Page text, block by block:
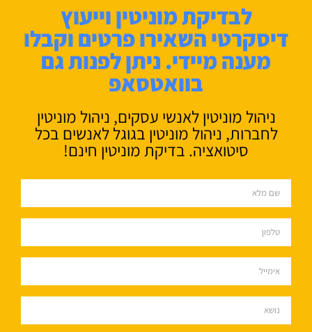
לבדיקת מוניטין וייעוץ
דיסקרטי השאירו פרטים וקבלו
מענה מיידי. ניתן לפנות גם
בוואטסאפ
ניהול מוניטין לאנשי עסקים, ניהול מוניטין
לחברות, ניהול מוניטין בגוגל לאנשים בכל
סיטואציה. בדיקת מוניטין חינם!